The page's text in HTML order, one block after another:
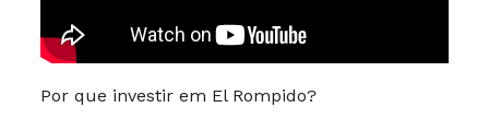
Por que investir em El Rompido?